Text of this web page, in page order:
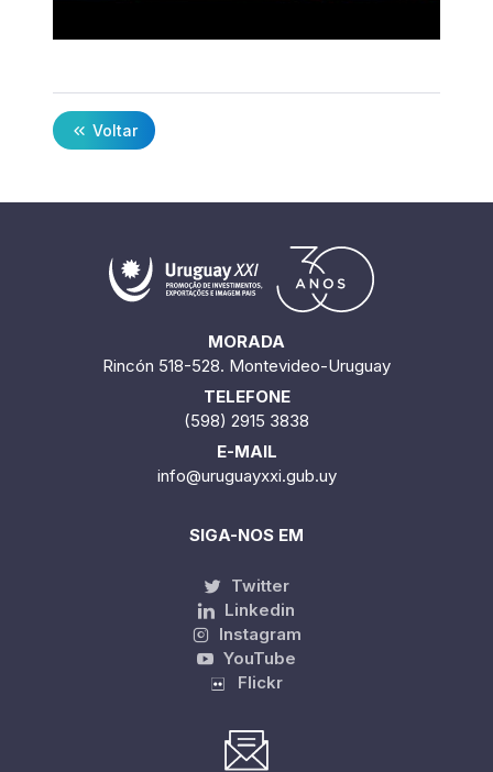
Voltar
MORADA
Rincón 518-528. Montevideo-Uruguay
TELEFONE
(598) 2915 3838
E-MAIL
info@uruguayxxi.gub.uy
SIGA-NOS EM
Twitter
Linkedin
Instagram
YouTube
Flickr